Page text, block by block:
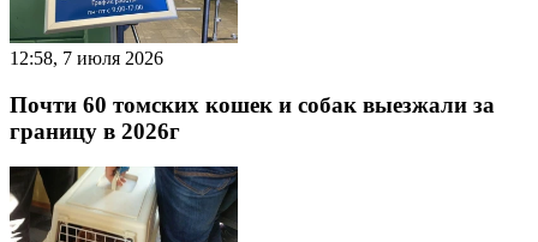
12:58, 7 июля 2026
Почти 60 томских кошек и собак выезжали за
границу в 2026г